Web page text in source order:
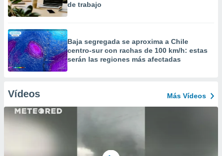
de trabajo
Baja segregada se aproxima a Chile
centro-sur con rachas de 100 km/h: estas
serán las regiones más afectadas
Vídeos Más Vídeos